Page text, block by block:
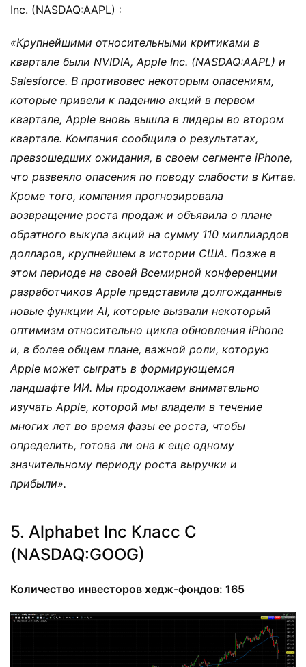
Inc. (NASDAQ:AAPL) :
«Крупнейшими относительными критиками в
квартале были NVIDIA, Apple Inc. (NASDAQ:AAPL) и
Salesforce. В противовес некоторым опасениям,
которые привели к падению акций в первом
квартале, Apple вновь вышла в лидеры во втором
квартале. Компания сообщила о результатах,
превзошедших ожидания, в своем сегменте iPhone,
что развеяло опасения по поводу слабости в Китае.
Кроме того, компания прогнозировала
возвращение роста продаж и объявила о плане
обратного выкупа акций на сумму 110 миллиардов
долларов, крупнейшем в истории США. Позже в
этом периоде на своей Всемирной конференции
разработчиков Apple представила долгожданные
новые функции AI, которые вызвали некоторый
оптимизм относительно цикла обновления iPhone
и, в более общем плане, важной роли, которую
Apple может сыграть в формирующемся
ландшафте ИИ. Мы продолжаем внимательно
изучать Apple, которой мы владели в течение
многих лет во время фазы ее роста, чтобы
определить, готова ли она к еще одному
значительному периоду роста выручки и
прибыли».
5. Alphabet Inc Класс C
(NASDAQ:GOOG)
Количество инвесторов хедж-фондов: 165